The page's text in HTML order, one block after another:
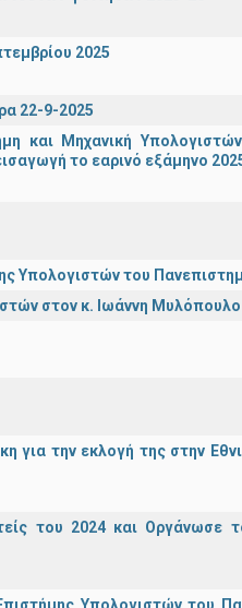
2025
22-9-2025
και Μηχανική
το εαρινό εξάμηνο
Υπολογιστών του
στον κ. Ιωάννη Μυλόπουλο
για την εκλογή της στην
του 2024 και Οργάνωσε